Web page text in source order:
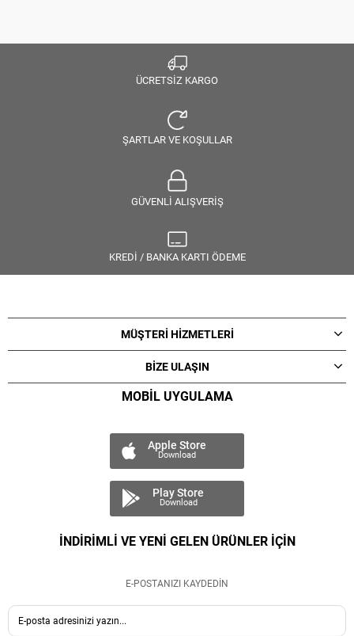
ÜCRETSİZ KARGO
ŞARTLAR VE KOŞULLAR
GÜVENLİ ALIŞVERİŞ
KREDİ / BANKA KARTI ÖDEME
MÜŞTERİ HİZMETLERİ
BİZE ULAŞIN
MOBİL UYGULAMA
Apple Store
Download
Play Store
Download
İNDİRİMLİ VE YENİ GELEN ÜRÜNLER İÇİN
E-POSTANIZI KAYDEDİN